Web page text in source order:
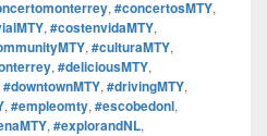
, #concertosMTY,
, #costenvidaMTY,
, #culturaMTY,
, #deliciousMTY,
#downtownMTY, #drivingMTY,
, #empleomty, #escobedonl,
, #explorandNL,